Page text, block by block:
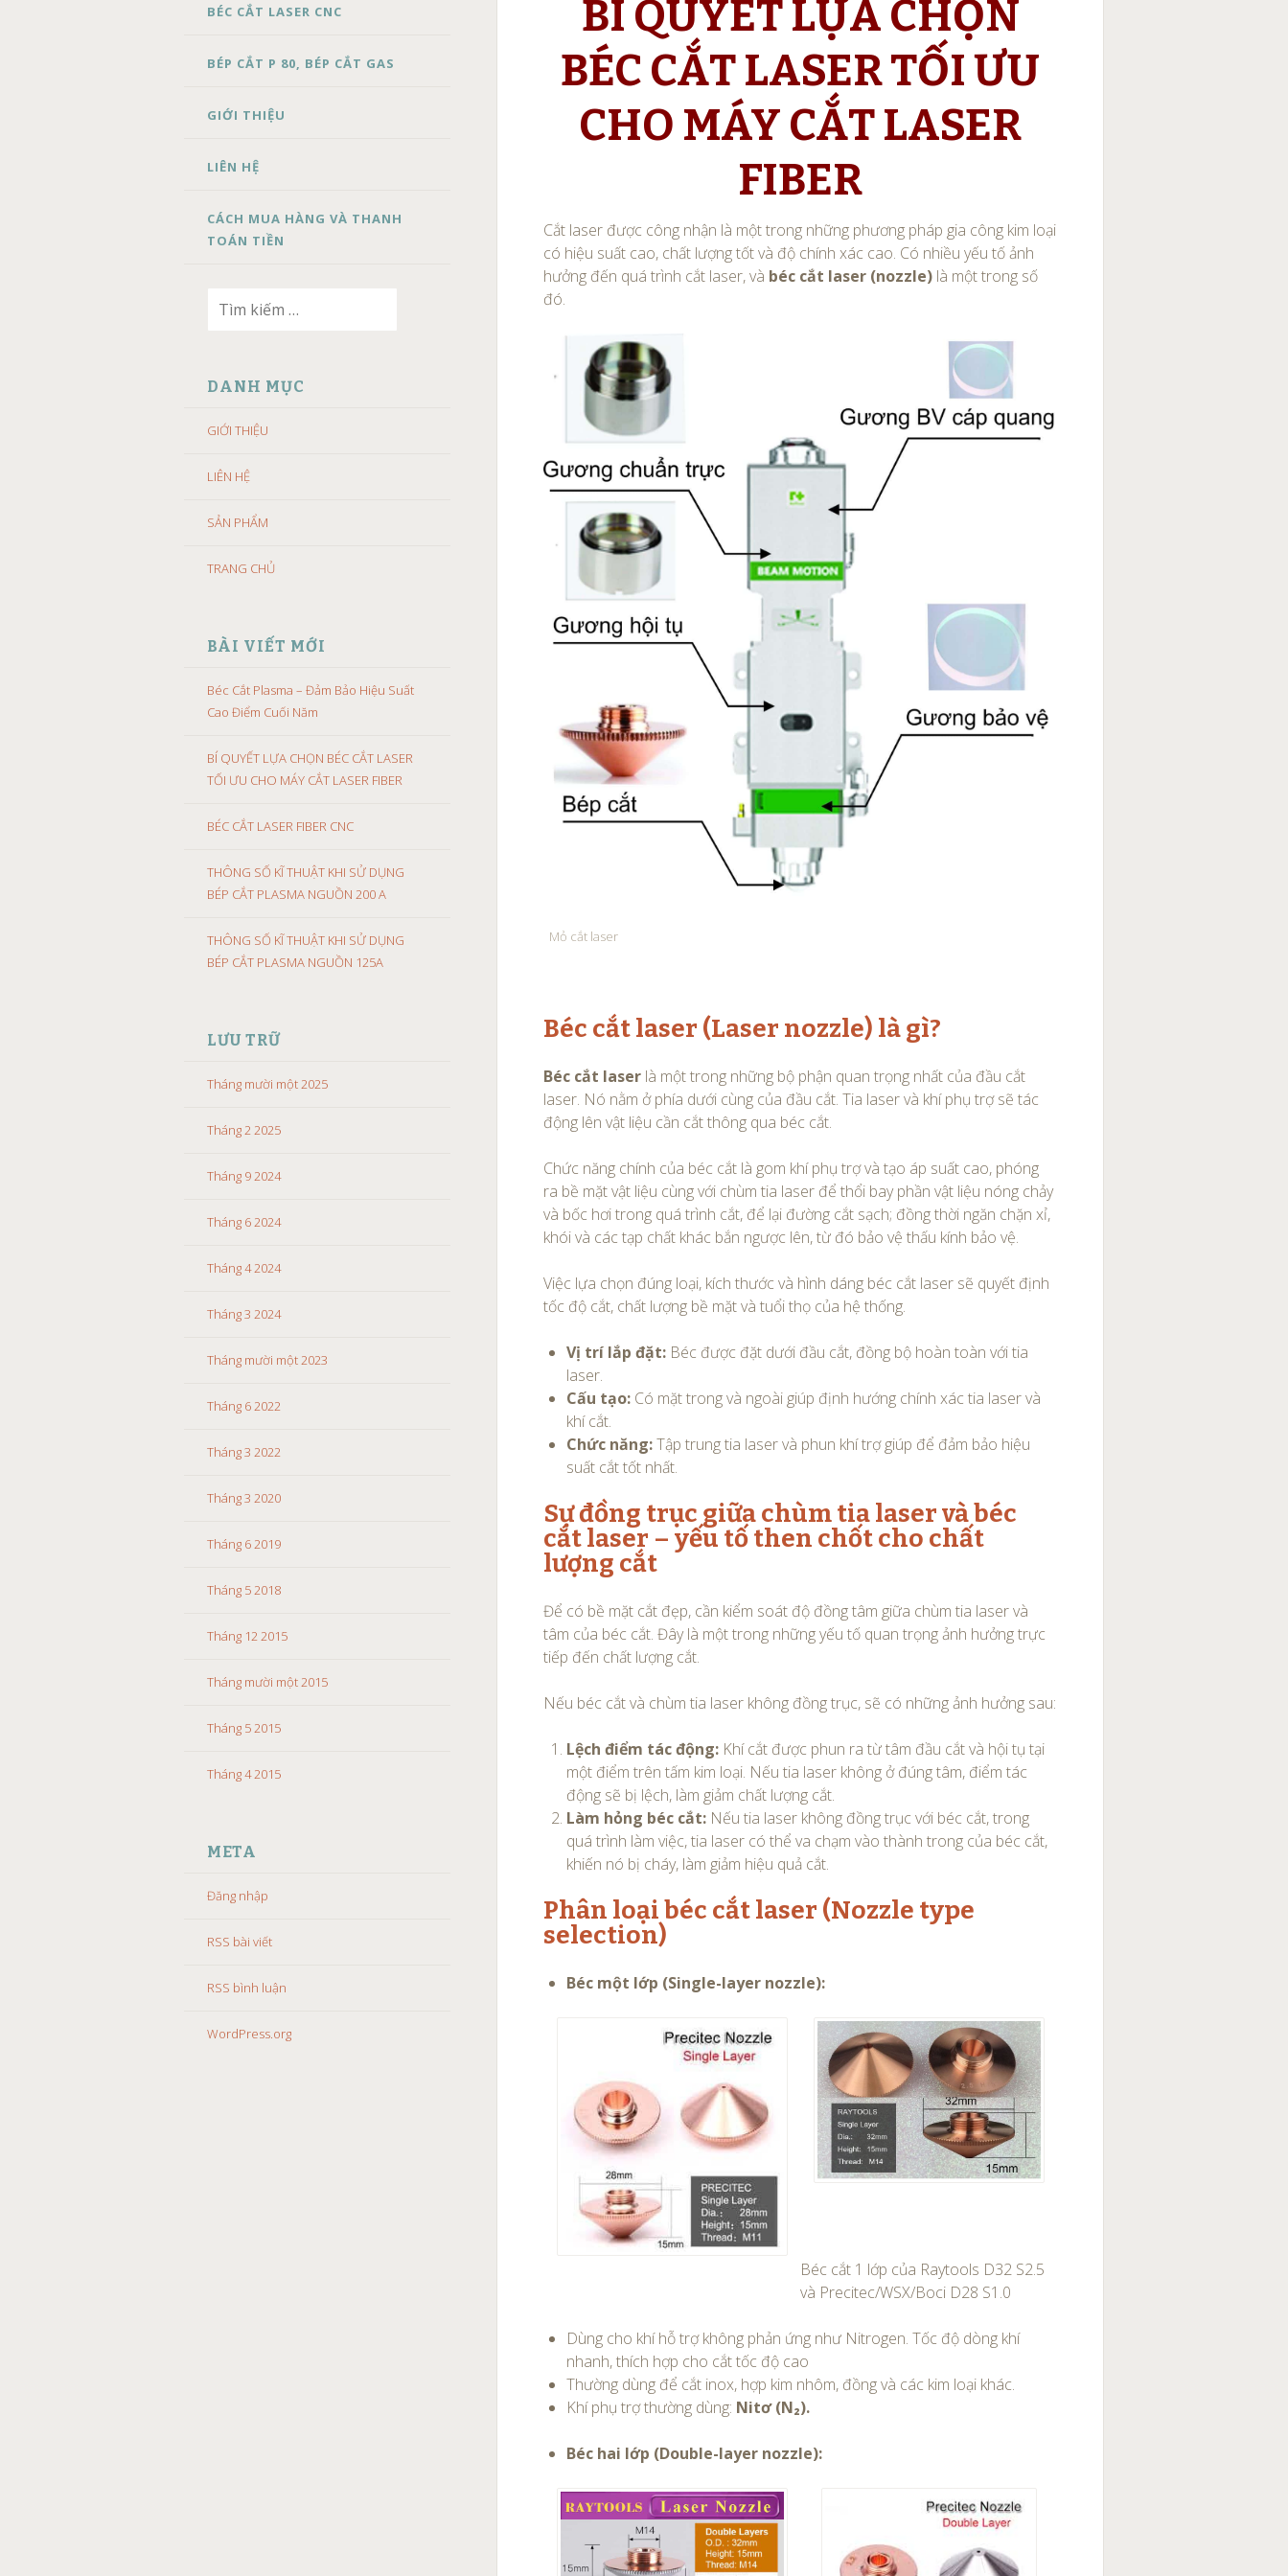
BÉC CẮT LASER CNC
BÉP CẮT P 80, BÉP CẮT GAS
GIỚI THIỆU
LIÊN HỆ
CÁCH MUA HÀNG VÀ THANH
TOÁN TIỀN
DANH MỤC
GIỚI THIỆU
LIÊN HỆ
SẢN PHẨM
TRANG CHỦ
BÀI VIẾT MỚI
Béc Cắt Plasma – Đảm Bảo Hiệu Suất
Cao Điểm Cuối Năm
BÍ QUYẾT LỰA CHỌN BÉC CẮT LASER
TỐI ƯU CHO MÁY CẮT LASER FIBER
BÉC CẮT LASER FIBER CNC
THÔNG SỐ KĨ THUẬT KHI SỬ DỤNG
BÉP CẮT PLASMA NGUỒN 200 A
THÔNG SỐ KĨ THUẬT KHI SỬ DỤNG
BÉP CẮT PLASMA NGUỒN 125A
LƯU TRỮ
Tháng mười một 2025
Tháng 2 2025
Tháng 9 2024
Tháng 6 2024
Tháng 4 2024
Tháng 3 2024
Tháng mười một 2023
Tháng 6 2022
Tháng 3 2022
Tháng 3 2020
Tháng 6 2019
Tháng 5 2018
Tháng 12 2015
Tháng mười một 2015
Tháng 5 2015
Tháng 4 2015
META
Đăng nhập
RSS bài viết
RSS bình luận
WordPress.org
BÍ QUYẾT LỰA CHỌN
BÉC CẮT LASER TỐI ƯU
CHO MÁY CẮT LASER
FIBER
Cắt laser được công nhận là một trong những phương pháp gia công kim loại
có hiệu suất cao, chất lượng tốt và độ chính xác cao. Có nhiều yếu tố ảnh
hưởng đến quá trình cắt laser, và béc cắt laser (nozzle) là một trong số
đó.
Mỏ cắt laser
Béc cắt laser (Laser nozzle) là gì?
Béc cắt laser là một trong những bộ phận quan trọng nhất của đầu cắt
laser. Nó nằm ở phía dưới cùng của đầu cắt. Tia laser và khí phụ trợ sẽ tác
động lên vật liệu cần cắt thông qua béc cắt.
Chức năng chính của béc cắt là gom khí phụ trợ và tạo áp suất cao, phóng
ra bề mặt vật liệu cùng với chùm tia laser để thổi bay phần vật liệu nóng chảy
và bốc hơi trong quá trình cắt, để lại đường cắt sạch; đồng thời ngăn chặn xỉ,
khói và các tạp chất khác bắn ngược lên, từ đó bảo vệ thấu kính bảo vệ.
Việc lựa chọn đúng loại, kích thước và hình dáng béc cắt laser sẽ quyết định
tốc độ cắt, chất lượng bề mặt và tuổi thọ của hệ thống.
Vị trí lắp đặt: Béc được đặt dưới đầu cắt, đồng bộ hoàn toàn với tia
laser.
Cấu tạo: Có mặt trong và ngoài giúp định hướng chính xác tia laser và
khí cắt.
Chức năng:Tập trung tia laser và phun khí trợ giúp để đảm bảo hiệu
suất cắt tốt nhất.
Sự đồng trục giữa chùm tia laser và béc
cắt laser – yếu tố then chốt cho chất
lượng cắt
Để có bề mặt cắt đẹp, cần kiểm soát độ đồng tâm giữa chùm tia laser và
tâm của béc cắt. Đây là một trong những yếu tố quan trọng ảnh hưởng trực
tiếp đến chất lượng cắt.
Nếu béc cắt và chùm tia laser không đồng trục, sẽ có những ảnh hưởng sau:
Lệch điểm tác động: Khí cắt được phun ra từ tâm đầu cắt và hội tụ tại
một điểm trên tấm kim loại. Nếu tia laser không ở đúng tâm, điểm tác
động sẽ bị lệch, làm giảm chất lượng cắt.
Làm hỏng béc cắt: Nếu tia laser không đồng trục với béc cắt, trong
quá trình làm việc, tia laser có thể va chạm vào thành trong của béc cắt,
khiến nó bị cháy, làm giảm hiệu quả cắt.
Phân loại béc cắt laser (Nozzle type
selection)
Béc một lớp (Single-layer nozzle):
Béc cắt 1 lớp của Raytools D32 S2.5
và Precitec/WSX/Boci D28 S1.0
Dùng cho khí hỗ trợ không phản ứng như Nitrogen. Tốc độ dòng khí
nhanh, thích hợp cho cắt tốc độ cao
Thường dùng để cắt inox, hợp kim nhôm, đồng và các kim loại khác.
Khí phụ trợ thường dùng: Nitơ (N₂).
Béc hai lớp (Double-layer nozzle):